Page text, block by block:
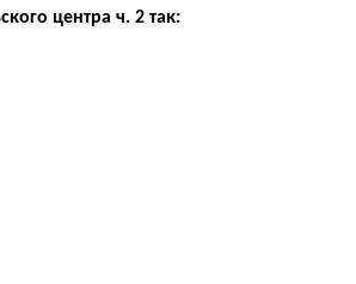
центра ч. 2 так: